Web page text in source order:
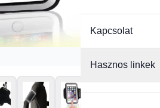
Kapcsolat
Hasznos linkek